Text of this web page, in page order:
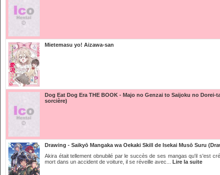
Mietemasu yo! Aizawa-san
Dog Eat Dog Era THE BOOK - Majo no Genzai to Saijoku no
sorcière)
Drawing - Saikyō Mangaka wa Oekaki Skill de Isekai Musō Suru
Akira était tellement obnubilé par le succès de ses mangas qu'il s'est
mort dans un accident de voiture, il se réveille avec... Lire la suite